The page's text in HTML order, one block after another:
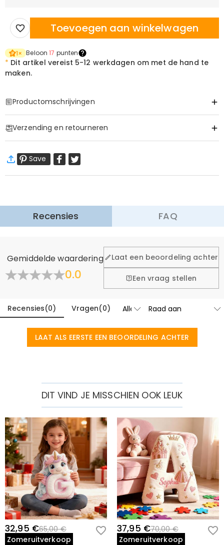
Toevoegen aan winkelwagen
1× Beloon17 punten
* Dit artikel vereist 5-12 werkdagen om met de hand te
maken.
Productomschrijvingen
Verzending en retourneren
Wij willen dat u zich comfortabel en zeker voelt tijdens het
Save
Recensies FAQ
Gemiddelde waardering
0.0
Laat een beoordeling achter
Een vraag stellen
Recensies(0) Vragen(0)
LAAT ALS EERSTE EEN BEOORDELING ACHTER
DIT VIND JE MISSCHIEN OOK LEUK
32,95 €65,00 €
Zomeruitverkoop
37,95 €70,00 €
Zomeruitverkoop